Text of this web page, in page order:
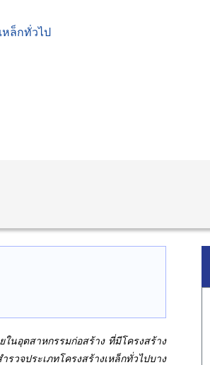
หล็กทั่วไป
นอุตสาหกรรมก่อสร้าง ที่มีโครงสร้าง
จประเภทโครงสร้างเหล็กทั่วไปบาง